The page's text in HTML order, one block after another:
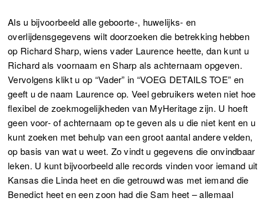
Als u bijvoorbeeld alle geboorte-, huwelijks- en
overlijdensgegevens wilt doorzoeken die betrekking hebben
op Richard Sharp, wiens vader Laurence heette, dan kunt u
Richard als voornaam en Sharp als achternaam opgeven.
Vervolgens klikt u op “Vader” in “VOEG DETAILS TOE” en
geeft u de naam Laurence op. Veel gebruikers weten niet hoe
flexibel de zoekmogelijkheden van MyHeritage zijn. U hoeft
geen voor- of achternaam op te geven als u die niet kent en u
kunt zoeken met behulp van een groot aantal andere velden,
op basis van wat u weet. Zo vindt u gegevens die onvindbaar
leken. U kunt bijvoorbeeld alle records vinden voor iemand uit
Kansas die Linda heet en die getrouwd was met iemand die
Benedict heet en een zoon had die Sam heet – allemaal